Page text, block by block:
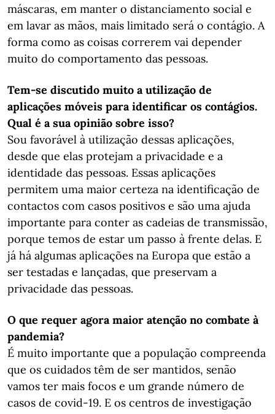
máscaras, em manter o distanciamento social e
em lavar as mãos, mais limitado será o contágio. A
forma como as coisas correrem vai depender
muito do comportamento das pessoas.
Tem-se discutido muito a utilização de
aplicações móveis para identificar os contágios.
Qual é a sua opinião sobre isso?
Sou favorável à utilização dessas aplicações,
desde que elas protejam a privacidade e a
identidade das pessoas. Essas aplicações
permitem uma maior certeza na identificação de
contactos com casos positivos e são uma ajuda
importante para conter as cadeias de transmissão,
porque temos de estar um passo à frente delas. E
já há algumas aplicações na Europa que estão a
ser testadas e lançadas, que preservam a
privacidade das pessoas.
O que requer agora maior atenção no combate à
pandemia?
É muito importante que a população compreenda
que os cuidados têm de ser mantidos, senão
vamos ter mais focos e um grande número de
casos de covid-19. E os centros de investigação